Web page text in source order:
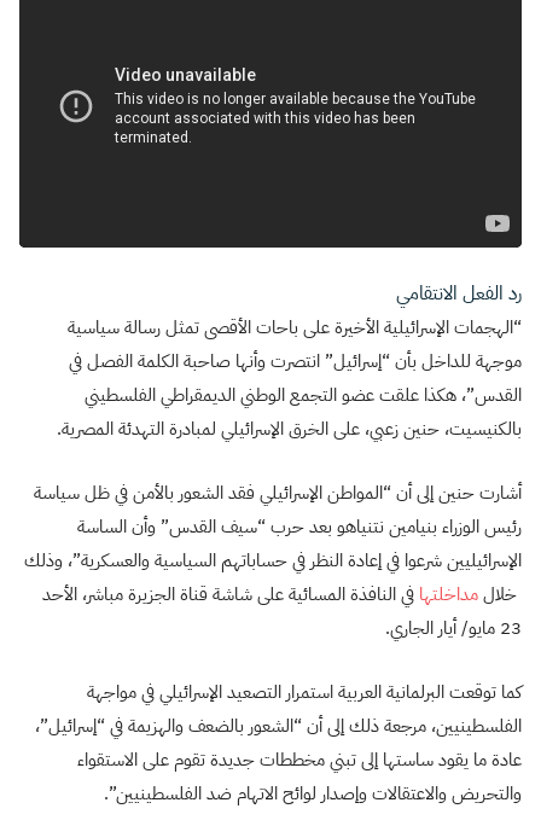
رد الفعل الانتقامي
“الهجمات الإسرائيلية الأخيرة على باحات الأقصى تمثل رسالة سياسية
موجهة للداخل بأن “إسرائيل” انتصرت وأنها صاحبة الكلمة الفصل في
القدس”، هكذا علقت عضو التجمع الوطني الديمقراطي الفلسطيني
بالكنيسيت، حنين زعبي، على الخرق الإسرائيلي لمبادرة التهدئة المصرية.
أشارت حنين إلى أن “المواطن الإسرائيلي فقد الشعور بالأمن في ظل سياسة
رئيس الوزراء بنيامين نتنياهو بعد حرب “سيف القدس” وأن الساسة
الإسرائيليين شرعوا في إعادة النظر في حساباتهم السياسية والعسكرية”، وذلك
خلالمداخلتها في النافذة المسائية على شاشة قناة الجزيرة مباشر، الأحد
23 مايو/ أيار الجاري.
كما توقعت البرلمانية العربية استمرار التصعيد الإسرائيلي في مواجهة
الفلسطينيين، مرجعة ذلك إلى أن “الشعور بالضعف والهزيمة في “إسرائيل”،
عادة ما يقود ساستها إلى تبني مخططات جديدة تقوم على الاستقواء
والتحريض والاعتقالات وإصدار لوائح الاتهام ضد الفلسطينيين”.